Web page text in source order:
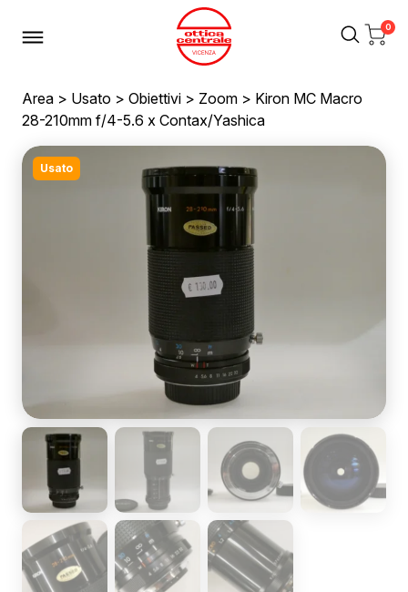
0
Area > Usato > Obiettivi > Zoom > Kiron MC Macro
28-210mm f/4-5.6 x Contax/Yashica
Usato